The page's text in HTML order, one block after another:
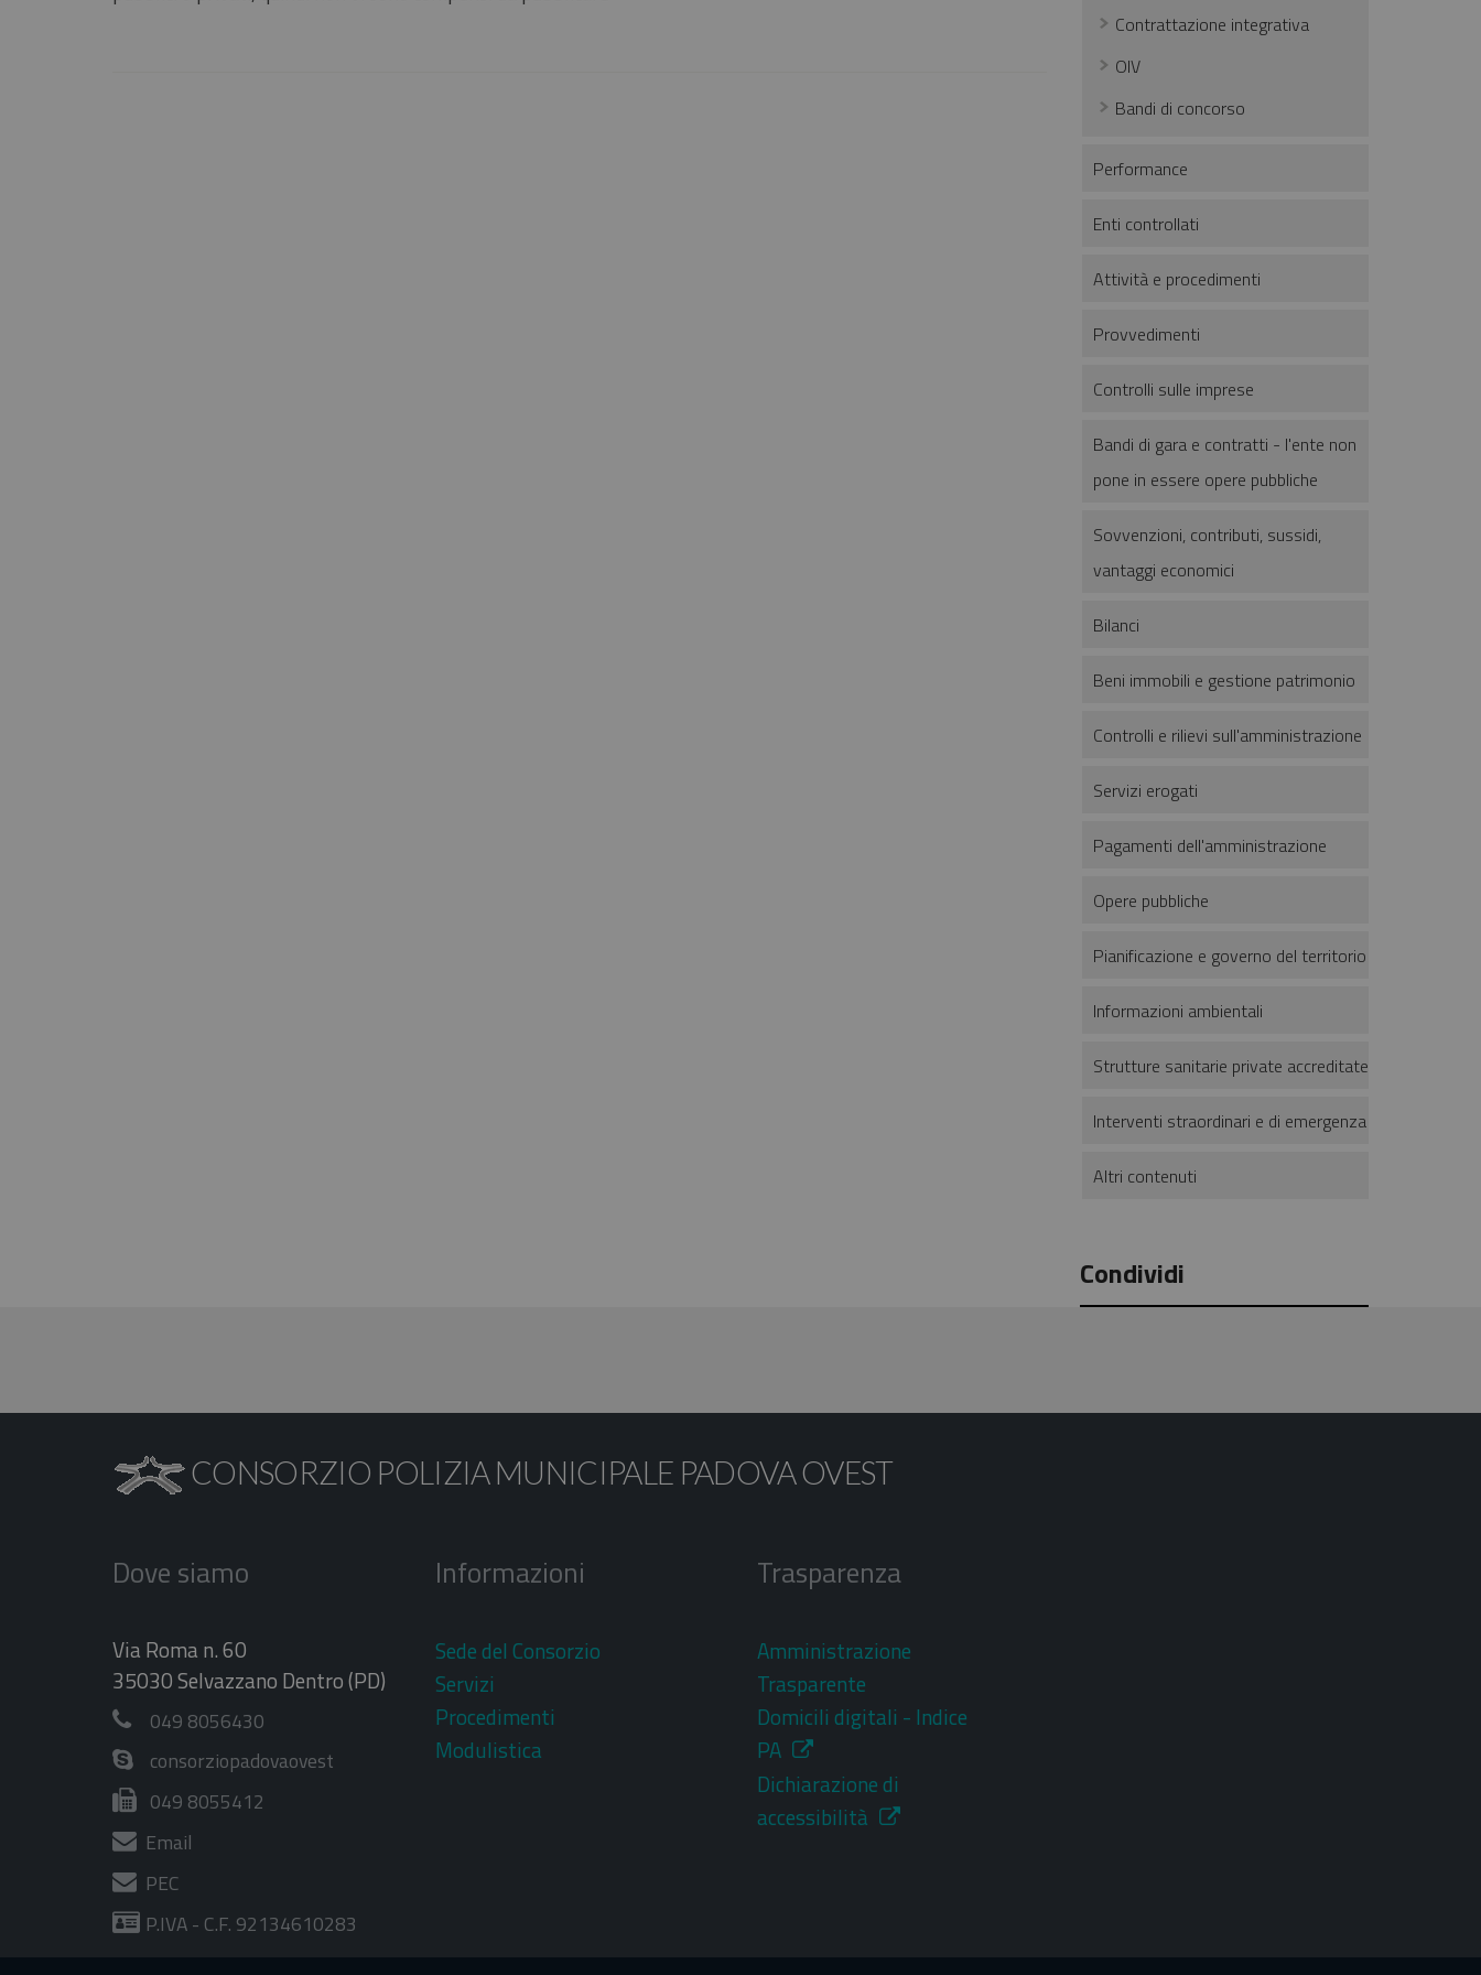
Contrattazione integrativa
OIV
Bandi di concorso
Performance
Enti controllati
Attività e procedimenti
Provvedimenti
Controlli sulle imprese
Bandi di gara e contratti - l'ente non
pone in essere opere pubbliche
Sovvenzioni, contributi, sussidi,
vantaggi economici
Bilanci
Beni immobili e gestione patrimonio
Controlli e rilievi sull'amministrazione
Servizi erogati
Pagamenti dell'amministrazione
Opere pubbliche
Pianificazione e governo del territorio
Informazioni ambientali
Strutture sanitarie private accreditate
Interventi straordinari e di emergenza
Altri contenuti
Condividi
CONSORZIO POLIZIA MUNICIPALE PADOVA OVEST
Dove siamo
Via Roma n. 60
35030 Selvazzano Dentro (PD)
049 8056430
consorziopadovaovest
049 8055412
Email
PEC
P.IVA - C.F. 92134610283
Informazioni
Sede del Consorzio
Servizi
Procedimenti
Modulistica
Trasparenza
Amministrazione
Trasparente
Domicili digitali - Indice
PA
Dichiarazione di
accessibilità